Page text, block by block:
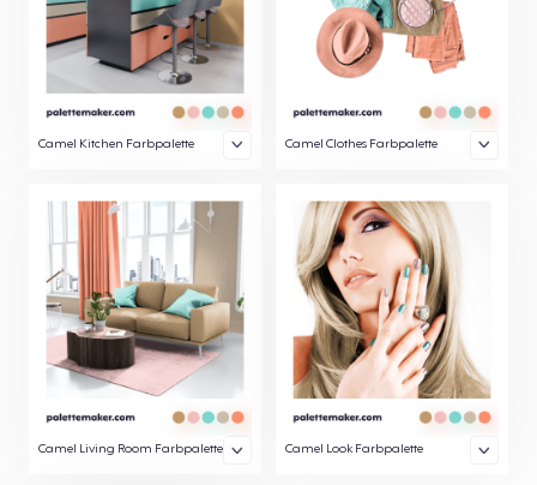
Camel Kitchen Farbpalette Camel Clothes Farbpalette
Camel Living Room Farbpalette Camel Look Farbpalette